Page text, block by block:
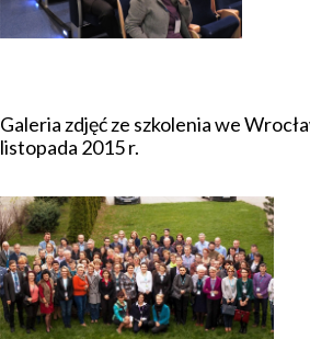
Galeria zdjęć ze szkolenia we
listopada 2015 r.